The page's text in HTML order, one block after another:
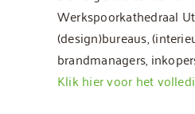
Werkspoorkathedraal
(design)bureaus,
brandmanagers,
Klik hier voor het